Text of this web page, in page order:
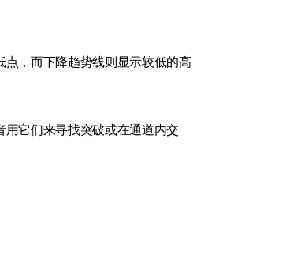
，而下降趋势线则显示较低的高
它们来寻找突破或在通道内交